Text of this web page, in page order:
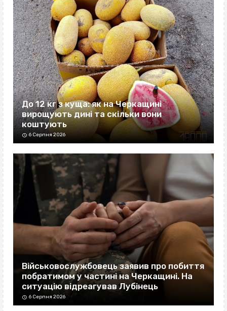
До 12 кг з куща: як на Черкащині
вирощують дині та скільки вони
коштують
6 Серпня 2026
Військовослужбовець заявив про побиття
побратимом у частині на Черкащині. На
ситуацію відреагував Лубінець
6 Серпня 2026